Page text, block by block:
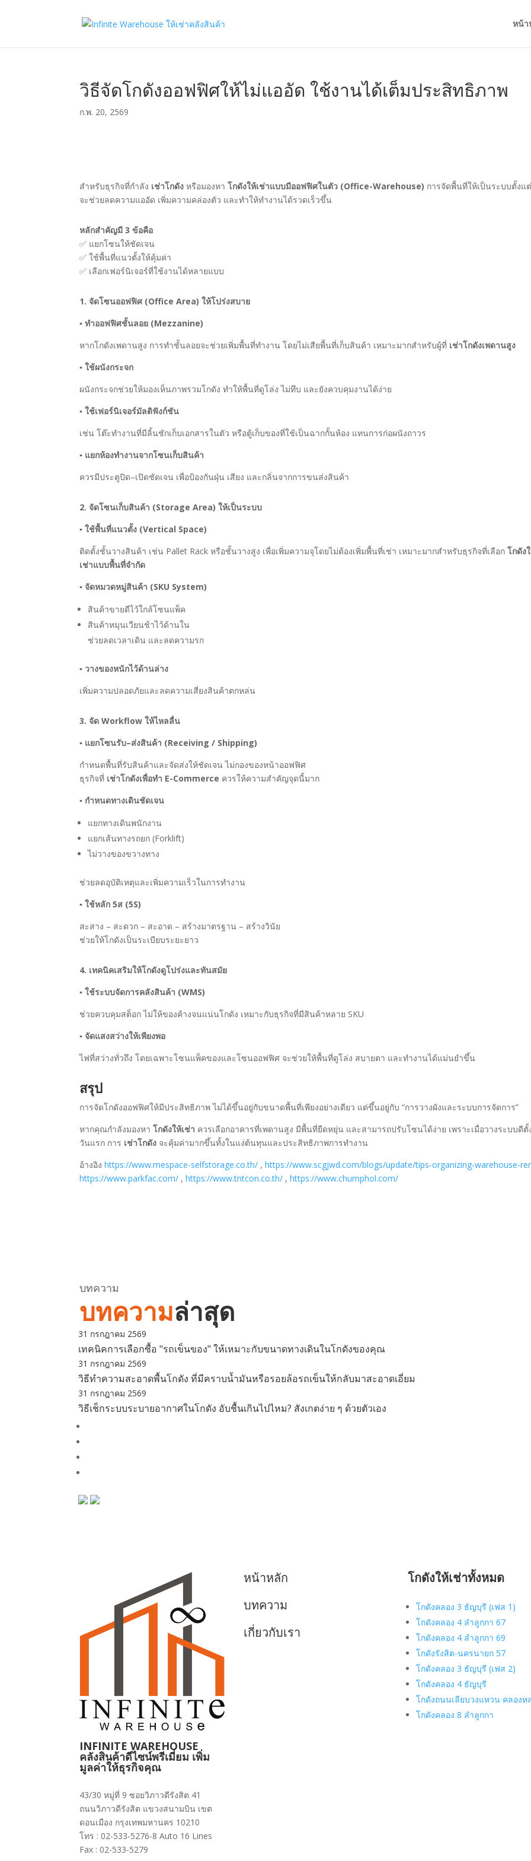
หน้า
วิธีจัดโกดังออฟฟิศให้ไม่แออัด ใช้งานได้เต็มประสิทธิภาพ
ก.พ. 20, 2569
สำหรับธุรกิจที่กำลัง เช่าโกดัง หรือมองหาโกดังให้เช่าแบบมีออฟฟิศในตัว (Office-Warehouse) การจัดพื้นที่ให้เป็นระบบตั้งแ
จะช่วยลดความแออัด เพิ่มความคล่องตัว และทำให้ทำงานได้รวดเร็วขึ้น
หลักสำคัญมี 3 ข้อคือ
✅ แยกโซนให้ชัดเจน
✅ ใช้พื้นที่แนวตั้งให้คุ้มค่า
✅ เลือกเฟอร์นิเจอร์ที่ใช้งานได้หลายแบบ
1. จัดโซนออฟฟิศ (Office Area) ให้โปร่งสบาย
▪ ทำออฟฟิศชั้นลอย (Mezzanine)
หากโกดังเพดานสูง การทำชั้นลอยจะช่วยเพิ่มพื้นที่ทำงาน โดยไม่เสียพื้นที่เก็บสินค้า เหมาะมากสำหรับผู้ที่ เช่าโกดังเพดานสูง
▪ ใช้ผนังกระจก
ผนังกระจกช่วยให้มองเห็นภาพรวมโกดัง ทำให้พื้นที่ดูโล่ง ไม่ทึบ และยังควบคุมงานได้ง่าย
▪ ใช้เฟอร์นิเจอร์มัลติฟังก์ชัน
เช่น โต๊ะทำงานที่มีลิ้นชักเก็บเอกสารในตัว หรือตู้เก็บของที่ใช้เป็นฉากกั้นห้อง แทนการก่อผนังถาวร
▪ แยกห้องทำงานจากโซนเก็บสินค้า
ควรมีประตูปิด–เปิดชัดเจน เพื่อป้องกันฝุ่น เสียง และกลิ่นจากการขนส่งสินค้า
2. จัดโซนเก็บสินค้า (Storage Area) ให้เป็นระบบ
▪ ใช้พื้นที่แนวตั้ง (Vertical Space)
ติดตั้งชั้นวางสินค้า เช่น Pallet Rack หรือชั้นวางสูง เพื่อเพิ่มความจุโดยไม่ต้องเพิ่มพื้นที่เช่า เหมาะมากสำหรับธุรกิจที่เลือกโกดัง
เช่าแบบพื้นที่จำกัด
▪ จัดหมวดหมู่สินค้า (SKU System)
สินค้าขายดีไว้ใกล้โซนแพ็ค
สินค้าหมุนเวียนช้าไว้ด้านใน
ช่วยลดเวลาเดิน และลดความรก
▪ วางของหนักไว้ด้านล่าง
เพิ่มความปลอดภัยและลดความเสี่ยงสินค้าตกหล่น
3. จัด Workflow ให้ไหลลื่น
▪ แยกโซนรับ–ส่งสินค้า (Receiving / Shipping)
กำหนดพื้นที่รับสินค้าและจัดส่งให้ชัดเจน ไม่กองของหน้าออฟฟิศ
ธุรกิจที่ เช่าโกดังเพื่อทำ E-Commerce ควรให้ความสำคัญจุดนี้มาก
▪ กำหนดทางเดินชัดเจน
แยกทางเดินพนักงาน
แยกเส้นทางรถยก (Forklift)
ไม่วางของขวางทาง
ช่วยลดอุบัติเหตุและเพิ่มความเร็วในการทำงาน
▪ ใช้หลัก 5ส (5S)
สะสาง – สะดวก – สะอาด – สร้างมาตรฐาน – สร้างวินัย
ช่วยให้โกดังเป็นระเบียบระยะยาว
4. เทคนิคเสริมให้โกดังดูโปร่งและทันสมัย
▪ ใช้ระบบจัดการคลังสินค้า (WMS)
ช่วยควบคุมสต็อก ไม่ให้ของค้างจนแน่นโกดัง เหมาะกับธุรกิจที่มีสินค้าหลาย SKU
▪ จัดแสงสว่างให้เพียงพอ
ไฟที่สว่างทั่วถึง โดยเฉพาะโซนแพ็คของและโซนออฟฟิศ จะช่วยให้พื้นที่ดูโล่ง สบายตา และทำงานได้แม่นยำขึ้น
สรุป
การจัดโกดังออฟฟิศให้มีประสิทธิภาพ ไม่ได้ขึ้นอยู่กับขนาดพื้นที่เพียงอย่างเดียว แต่ขึ้นอยู่กับ “การวางผังและระบบการจัดการ”
หากคุณกำลังมองหาโกดังให้เช่า ควรเลือกอาคารที่เพดานสูง มีพื้นที่ยืดหยุ่น และสามารถปรับโซนได้ง่าย เพราะเมื่อวางระบบดี
วันแรก การ เช่าโกดัง จะคุ้มค่ามากขึ้นทั้งในแง่ต้นทุนและประสิทธิภาพการทำงาน
อ้างอิงhttps://www.mespace-selfstorage.co.th/ ,https://www.scgjwd.com/blogs/update/tips-organizing-warehouse-
https://www.parkfac.com/ ,https://www.tntcon.co.th/ ,https://www.chumphol.com/
บทความ
บทความล่าสุด
31 กรกฎาคม 2569
เทคนิคการเลือกซื้อ "รถเข็นของ" ให้เหมาะกับขนาดทางเดินในโกดังของคุณ
31 กรกฎาคม 2569
วิธีทำความสะอาดพื้นโกดัง ที่มีคราบน้ำมันหรือรอยล้อรถเข็นให้กลับมาสะอาดเอี่ยม
31 กรกฎาคม 2569
วิธีเช็กระบบระบายอากาศในโกดัง อับชื้นเกินไปไหม? สังเกตง่าย ๆ ด้วยตัวเอง
INFINITE WAREHOUSE
คลังสินค้าดีไซน์พรีเมี่ยม เพิ่ม
มูลค่าให้ธุรกิจคุณ
43/30 หมู่ที่ 9 ซอยวิภาวดีรังสิต 41
ถนนวิภาวดีรังสิต แขวงสนามบิน เขต
ดอนเมือง กรุงเทพมหานคร 10210
โทร : 02-533-5276-8 Auto 16 Lines
Fax : 02-533-5279
หน้าหลัก
บทความ
เกี่ยวกับเรา
โกดังให้เช่าทั้งหมด
โกดังคลอง 3 ธัญบุรี (เฟส 1)
โกดังคลอง 4 ลำลูกกา 67
โกดังคลอง 4 ลำลูกกา 69
โกดังรังสิต-นครนายก 57
โกดังคลอง 3 ธัญบุรี (เฟส 2)
โกดังคลอง 4 ธัญบุรี
โกดังถนนเลียบวงแหวน คลองห
โกดังคลอง 8 ลำลูกกา